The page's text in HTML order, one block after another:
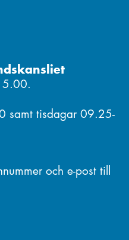
samt tisdagar 09.25-
och e-post till